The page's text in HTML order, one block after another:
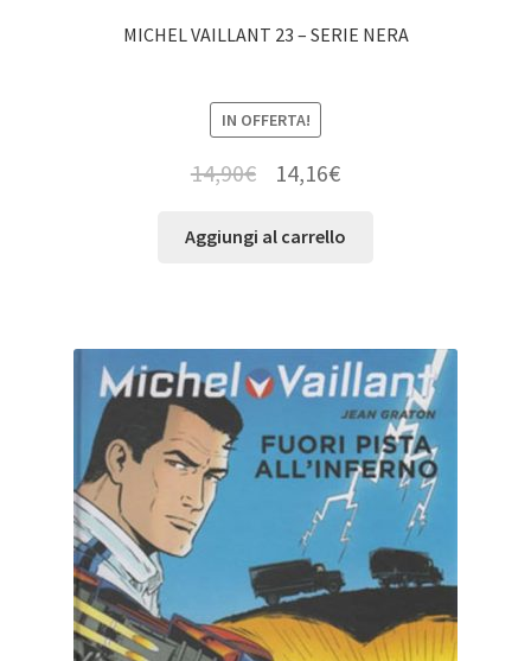
MICHEL VAILLANT 23 – SERIE NERA
IN OFFERTA!
14,90€ 14,16€
Aggiungi al carrello